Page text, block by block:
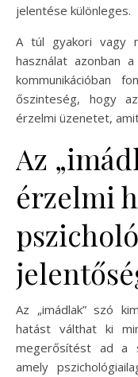
jelentése különleges.
A túl gyakori vagy
használat azonban
kommunikációban
őszinteség, hogy
érzelmi üzenetet,
Az
érzelmi
Az „imádlak” szó
hatást válthat ki
megerősítést ad a
amely